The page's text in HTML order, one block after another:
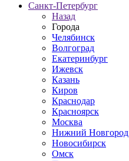
Санкт-Петербург
Назад
Города
Челябинск
Волгоград
Екатеринбург
Ижевск
Казань
Киров
Краснодар
Красноярск
Москва
Нижний Новгород
Новосибирск
Омск